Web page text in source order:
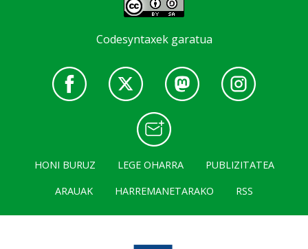
Codesyntaxek garatua
HONI BURUZ LEGE OHARRA
PUBLIZITATEA
ARAUAK
HARREMANETARAKO RSS